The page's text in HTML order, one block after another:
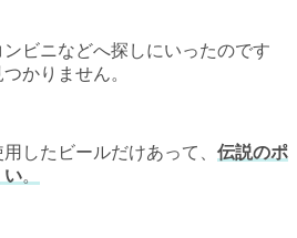
ビニなどへ探しにいったのです
かりません。
したビールだけあって、 伝説のポ
い。